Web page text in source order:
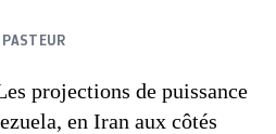
projections de puissance
en Iran aux côtés